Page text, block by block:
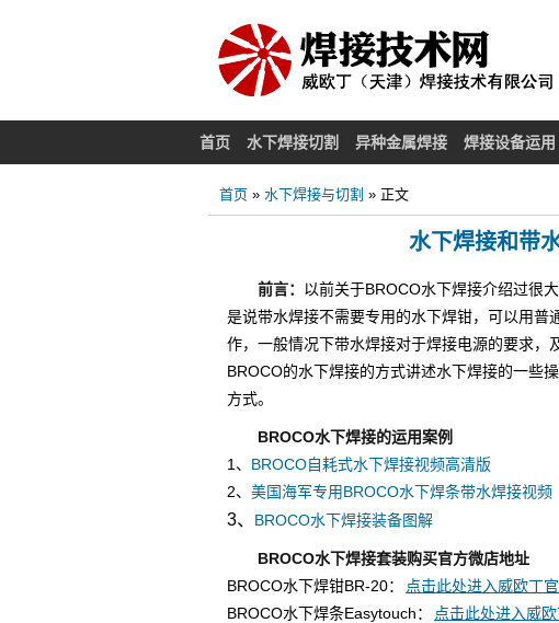
首页 水下焊接切割 异种金属焊接 焊接设备运用
首页 » 水下焊接与切割 » 正文
水下焊接和带
前言： 以前关于BROCO水下焊接介绍过很
是说带水焊接不需要专用的水下焊钳，可以用
作，一般情况下带水焊接对于焊接电源的要求，
BROCO的水下焊接的方式讲述水下焊接的一些
方式。
BROCO水下焊接的运用案例
1、 BROCO自耗式水下焊接视频高清版
2、 美国海军专用BROCO水下焊条带水焊接视频
3、 BROCO水下焊接装备图解
BROCO水下焊接套装购买官方微店地址
BROCO水下焊钳BR-20：
点击此处进入威欧丁
BROCO水下焊条Easytouch：
点击此处进入威